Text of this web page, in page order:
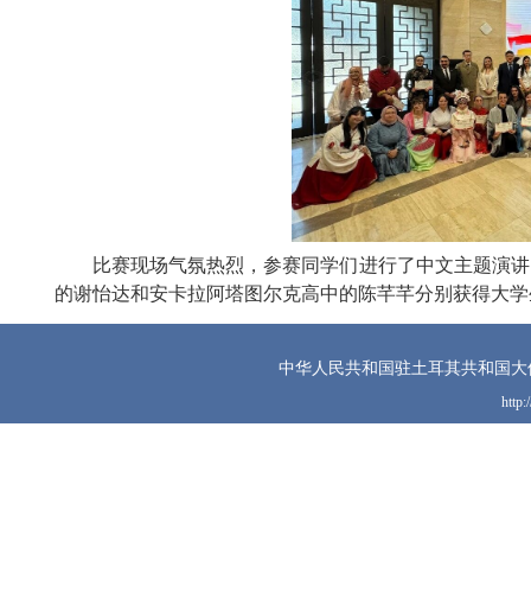
比赛现场气氛热烈，参赛同学们进行了中文主题演
的谢怡达和安卡拉阿塔图尔克高中的陈芊芊分别获得大
中华人民共和国驻土耳其共和国大